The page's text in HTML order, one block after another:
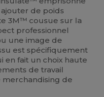
de poids
3M™ cousue sur la
professionnel
une image de
est spécifiquement
en fait un choix haute
de travail
merchandising de